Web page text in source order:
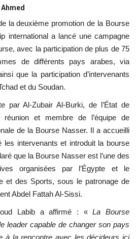
de
le leadership
la deuxième promotion de la Bourse
international a lancé une campagne
avec la participation de plus de 75
de différents pays arabes, via
que la participation d’intervenants
et du Soudan.
par Al-Zubair Al-Burki, de l’État de
et membre de l’équipe de
de la Bourse Nasser. Il a accueilli
les intervenants et introduit la bourse
que la Bourse Nasser est l’une des
organisées par l’Égypte et le
et des Sports, sous le patronage de
Abdel Fattah Al-Sissi.
Labib a affirmé : «La Bourse
leader capable de changer son pays
à la rencontre avec les décideurs ici